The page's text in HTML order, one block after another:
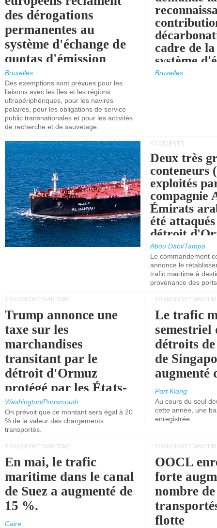
des dérogations
permanentes au
système d'échange de
quotas d'émission
maritimes de l'UE
après 2030.
Bruxelles
Des exemptions sont prévues pour les
liaisons avec les îles et les régions
ultrapériphériques, pour les navires
polaires, pour les obligations de service
public transnationales et pour les activités
de recherche et de sauvetage.
cadre de
système
quotas
Bruxelles
ACCIDENTS
Deux très
conteneurs
exploités
compagnie
Émirats
été
détroit
Abou Dabi/Tampa
Le commandement
annonce le
trafic maritime à
provenance des
TRANSPORT MARITIME
Trump annonce une
taxe sur les
marchandises
transitant par le
détroit d'Ormuz
protégé par les États-
Unis.
Washington/Portsmouth
On prévoit que ce montant sera égal à 20
% de la valeur des chargements
transportés.
TRANSPORT
Le trafic
semestriel
détroits
de
augmenté
Port Klang
Au cours du seul
cette année, une
enregistrée.
TRANSPORT MARITIME
En mai, le trafic
maritime dans le canal
de Suez a augmenté de
15 %.
Caire
TRANSPORT
OOCL
forte
nombre
flotte